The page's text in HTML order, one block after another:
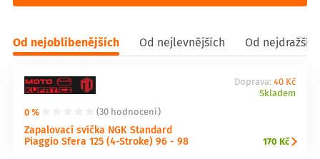
Od nejoblíbenějších Od nejlevnějších Od
0 % (30 hodnocení)
Zapalovací svíčka NGK Standard
Piaggio Sfera 125 (4-Stroke) 96 - 98
Doprava: 40 Kč
Skladem
170 Kč